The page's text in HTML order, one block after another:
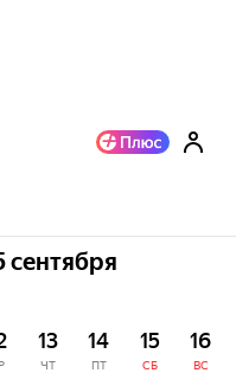
сентября
13
ЧТ
14
ПТ
15
СБ
16
ВС